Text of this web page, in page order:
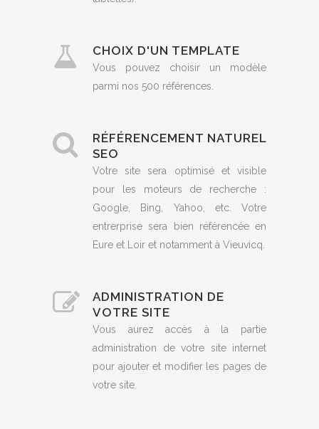
CHOIX D'UN TEMPLATE
Vous pouvez choisir un modèle
parmi nos 500 références.
RÉFÉRENCEMENT NATUREL
SEO
Votre site sera optimisé et visible
pour les moteurs de recherche :
Google, Bing, Yahoo, etc. Votre
entrerprise sera bien référencée en
Eure et Loir et notamment à Vieuvicq.
ADMINISTRATION DE
VOTRE SITE
Vous aurez accès à la partie
administration de votre site internet
pour ajouter et modifier les pages de
votre site.